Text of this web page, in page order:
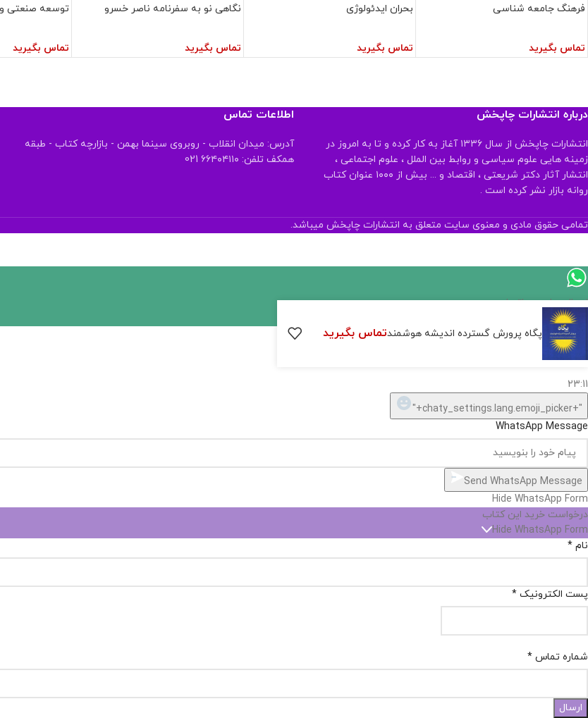
فرهنگ جامعه شناسی
تماس بگیرید
بحران ایدئولوژی
تماس بگیرید
نگاهی نو به سفرنامه ناصر خسرو
تماس بگیرید
توسعه صنعتی و
تماس بگیرید
درباره انتشارات چاپخش
انتشارات چاپخش از سال ۱۳۳۶ آغاز به کار کرده و تا به امروز در
زمینه هایی علوم سیاسی و روابط بین الملل ، علوم اجتماعی ،
انتشار آثار دکتر شریعتی ، اقتصاد و ... بیش از ۱۰۰۰ عنوان کتاب
روانه بازار نشر کرده است .
اطلاعات تماس
آدرس: میدان انقلاب - روبروی سینما بهمن - بازارچه کتاب - طبقه
همکف تلفن: ۶۶۴۰۴۱۱۰ 021
تمامی حقوق مادی و معنوی سایت متعلق به انتشارات چاپخش میباشد.
پگاه پرورش گسترده اندیشه هوشمندتماس بگیرید
اگر
موجود
نیست,
شاید
تهیه
Open
chaty
chaty
buttons
1
Hide
chaty
ارسال پیام در واتساپ
کارشناس فروش
سلام, چطور میتونم کمکتون کنم؟
23:11
WhatsApp Message
Hide WhatsApp Form
نام*